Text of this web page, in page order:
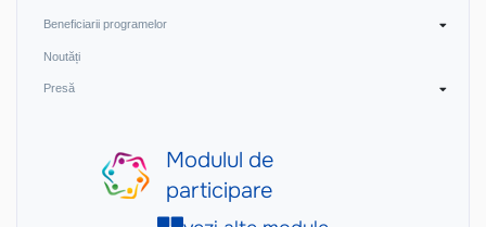
Beneficiarii programelor
Noutăți
Presă